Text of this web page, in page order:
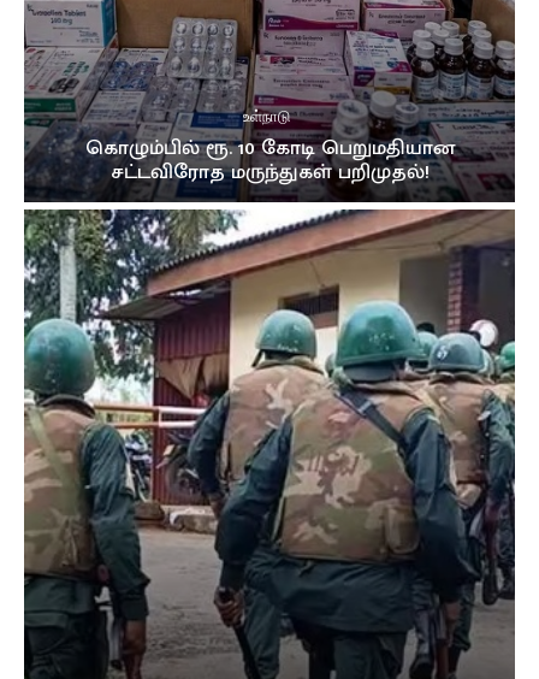
உள்நாடு
கொழும்பில் ரூ. 10 கோடி பெறுமதியான
சட்டவிரோத மருந்துகள் பறிமுதல்!